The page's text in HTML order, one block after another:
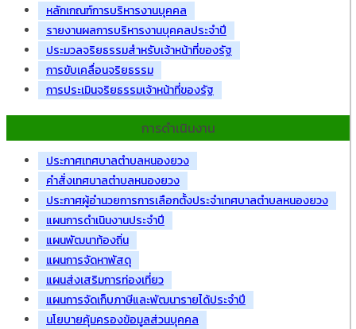
หลักเกณฑ์การบริหารงานบุคคล
รายงานผลการบริหารงานบุคคลประจำปี
ประมวลจริยธรรมสำหรับเจ้าหน้าที่ของรัฐ
การขับเคลื่อนจริยธรรม
การประเมินจริยธรรมเจ้าหน้าที่ของรัฐ
การดำเนินงาน
ประกาศเทศบาลตำบลหนองยวง
คำสั่งเทศบาลตำบลหนองยวง
ประกาศผู้อำนวยการการเลือกตั้งประจำเทศบาลตำบลหนองยวง
แผนการดำเนินงานประจำปี
แผนพัฒนาท้องถิ่น
แผนการจัดหาพัสดุ
แผนส่งเสริมการท่องเที่ยว
แผนการจัดเก็บภาษีและพัฒนารายได้ประจำปี
นโยบายคุ้มครองข้อมูลส่วนบุคคล